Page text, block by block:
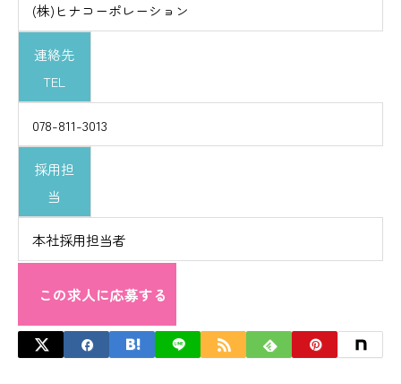
(株)ヒナコーポレーション
連絡先
TEL
078-811-3013
採用担
当
本社採用担当者
この求人に応募する